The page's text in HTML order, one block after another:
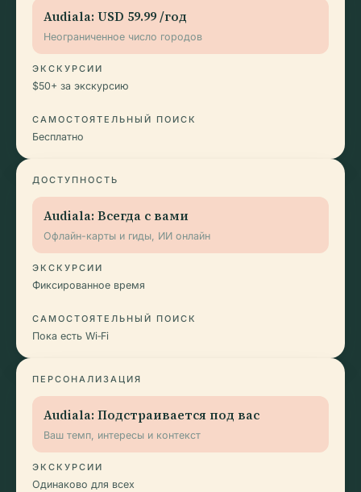
Audiala: USD 59.99/год
Неограниченное число городов
ЭКСКУРСИИ
$50+ за экскурсию
САМОСТОЯТЕЛЬНЫЙ ПОИСК
Бесплатно
ДОСТУПНОСТЬ
Audiala: Всегда с вами
Офлайн-карты и гиды, ИИ онлайн
ЭКСКУРСИИ
Фиксированное время
САМОСТОЯТЕЛЬНЫЙ ПОИСК
Пока есть Wi‑Fi
ПЕРСОНАЛИЗАЦИЯ
Audiala: Подстраивается под вас
Ваш темп, интересы и контекст
ЭКСКУРСИИ
Одинаково для всех